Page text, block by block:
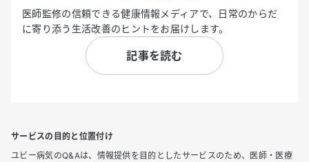
医師監修の信頼できる健康情報メディアで、日常のからだ
に寄り添う生活改善のヒントをお届けします。
記事を読む
サービスの目的と位置付け
ユビー病気のQ&Aは、情報提供を目的としたサービスのため、医師・医療